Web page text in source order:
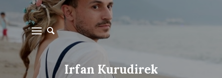
Irfan Kurudirek